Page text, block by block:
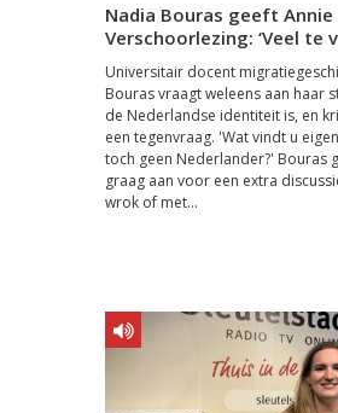
Nadia Bouras geeft Annie
Verschoorlezing: ‘Veel te
Universitair docent
Bouras vraagt weleens aan haar
de Nederlandse identiteit is, en
een tegenvraag. 'Wat vindt u
toch geen Nederlander?' Bouras
graag aan voor een extra
wrok of met...